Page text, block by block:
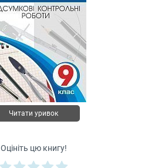
Читати уривок
Оцініть цю книгу!